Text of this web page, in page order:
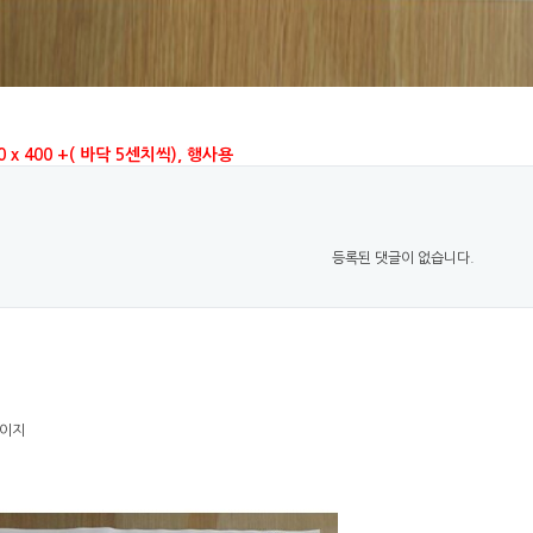
x 400 +( 바닥 5센치씩), 행사용
등록된 댓글이 없습니다.
지